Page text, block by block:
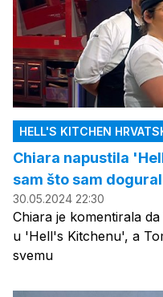
HELL'S KITCHEN
Chiara napustila
sam što sam
30.05.2024 22:30
Chiara je komentirala
u 'Hell's Kitchenu', a
svemu